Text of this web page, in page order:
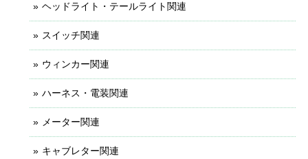
ヘッドライト・テールライト関連
スイッチ関連
ウィンカー関連
ハーネス・電装関連
メーター関連
キャブレター関連